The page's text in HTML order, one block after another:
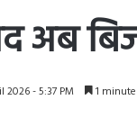
अब
2026 - 5:37 PM 1